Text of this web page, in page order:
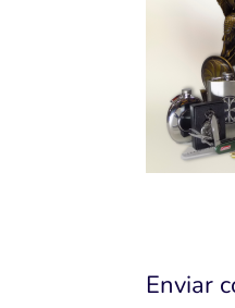
Enviar